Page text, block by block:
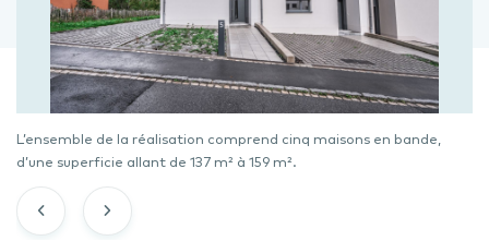
L’ensemble de la réalisation comprend cinq maisons en bande,
d’une superficie allant de 137 m² à 159 m².